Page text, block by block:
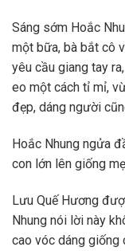
Sáng sớm Hoắc
một bữa, bà bắt cô
yêu cầu giang tay
eo một cách tỉ mỉ,
đẹp, dáng người
Hoắc Nhung ngửa
con lớn lên giống
Lưu Quế Hương
Nhung nói lời này
cao vóc dáng giống